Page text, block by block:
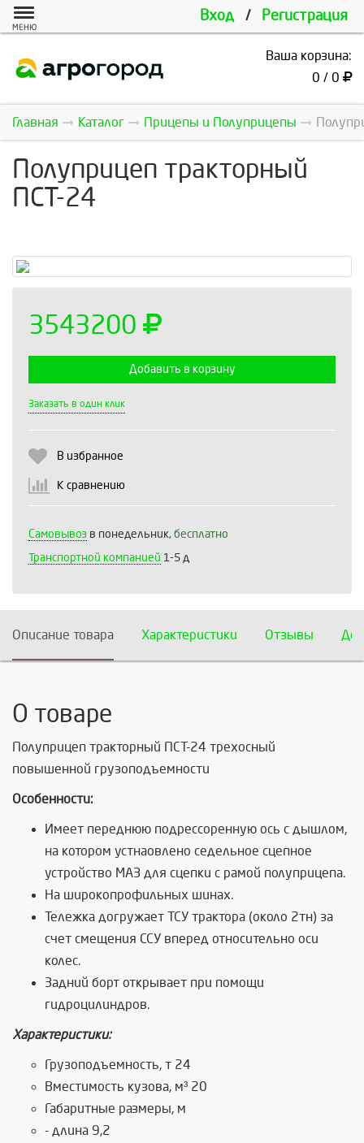
Вход / Регистрация
МЕНЮ
Ваша корзина:
0 / 0
Главная Каталог Прицепы и Полуприцепы
Полуприцеп тракторный
ПСТ-24
3543200
Добавить в корзину
Заказать в один клик
В избранное
К сравнению
Самовывоз в понедельник, бесплатно
Транспортной компанией 1-5 д
Описание товара Характеристики Отзывы
О товаре
Полуприцеп тракторный ПСТ-24 трехосный
повышенной грузоподъемности
Особенности:
Имеет переднюю подрессоренную ось с дышлом,
на котором устнаовлено седельное сцепное
устройство МАЗ для сцепки с рамой полуприцепа.
На широкопрофильных шинах.
Тележка догружает ТСУ трактора (около 2тн) за
счет смещения ССУ вперед относительно оси
колес.
Задний борт открывает при помощи
гидроцилиндров.
Характеристики:
Грузоподъемность, т 24
Вместимость кузова, м³ 20
Габаритные размеры, м
- длина 9,2